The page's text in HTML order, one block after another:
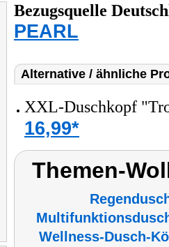
Bezugsquelle
PEARL
Alternative / ähnliche
XXL-Duschkopf
16,99*
Themen-
Wellness-Dusch-